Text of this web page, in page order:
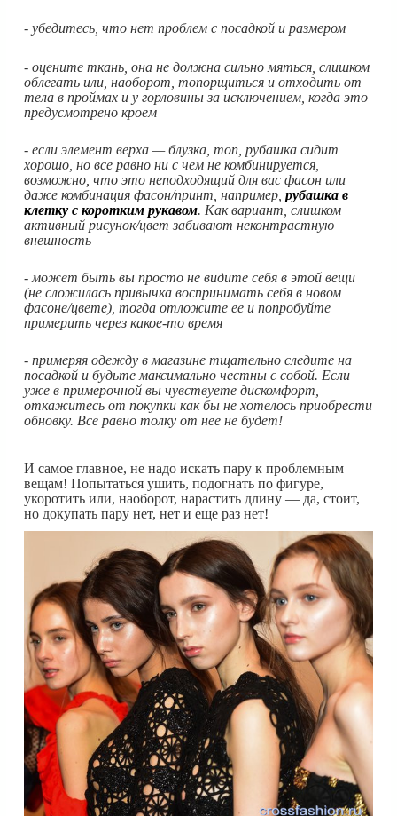
- убедитесь, что нет проблем с посадкой и размером
- оцените ткань, она не должна сильно мяться, слишком
облегать или, наоборот, топорщиться и отходить от
тела в проймах и у горловины за исключением, когда это
предусмотрено кроем
- если элемент верха — блузка, топ, рубашка сидит
хорошо, но все равно ни с чем не комбинируется,
возможно, что это неподходящий для вас фасон или
даже комбинация фасон/принт, например, рубашка в
клетку с коротким рукавом. Как вариант, слишком
активный рисунок/цвет забивают неконтрастную
внешность
- может быть вы просто не видите себя в этой вещи
(не сложилась привычка воспринимать себя в новом
фасоне/цвете), тогда отложите ее и попробуйте
примерить через какое-то время
- примеряя одежду в магазине тщательно следите на
посадкой и будьте максимально честны с собой. Если
уже в примерочной вы чувствуете дискомфорт,
откажитесь от покупки как бы не хотелось приобрести
обновку. Все равно толку от нее не будет!
И самое главное, не надо искать пару к проблемным
вещам! Попытаться ушить, подогнать по фигуре,
укоротить или, наоборот, нарастить длину — да, стоит,
но докупать пару нет, нет и еще раз нет!